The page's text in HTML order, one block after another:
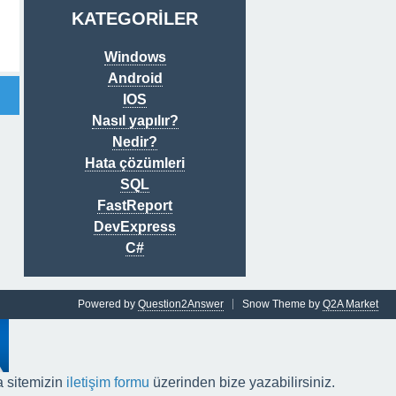
KATEGORİLER
Windows
Android
IOS
Nasıl yapılır?
Nedir?
Hata çözümleri
SQL
FastReport
DevExpress
C#
Snow Theme by Q2A Market
Powered by Question2Answer
sitemizin iletişim formu üzerinden bize yazabilirsiniz.